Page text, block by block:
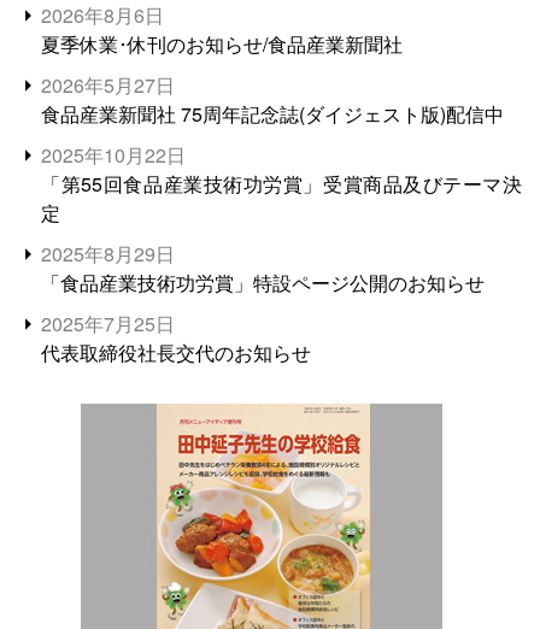
2026年8月6日
夏季休業･休刊のお知らせ/食品産業新聞社
2026年5月27日
食品産業新聞社 75周年記念誌(ダイジェスト版)配信中
2025年10月22日
「第55回食品産業技術功労賞」受賞商品及びテーマ決
定
2025年8月29日
「食品産業技術功労賞」特設ページ公開のお知らせ
2025年7月25日
代表取締役社長交代のお知らせ